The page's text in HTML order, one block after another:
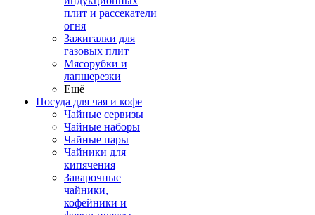
плит и рассекатели
огня
Зажигалки для
газовых плит
Мясорубки и
лапшерезки
Ещё
Посуда для чая и кофе
Чайные сервизы
Чайные наборы
Чайные пары
Чайники для
кипячения
Заварочные
чайники,
кофейники и